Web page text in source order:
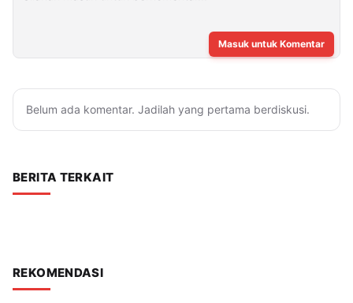
Masuk untuk Komentar
Belum ada komentar. Jadilah yang pertama berdiskusi.
BERITA TERKAIT
REKOMENDASI